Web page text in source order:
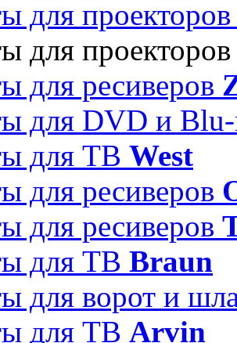
для
для
для ресиверов
для DVD и
для ТВ West
для ресиверов
для ресиверов
для ТВ Braun
для ворот и
для ТВ Arvin